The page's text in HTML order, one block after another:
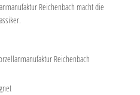
Reichenbach macht die
Reichenbach